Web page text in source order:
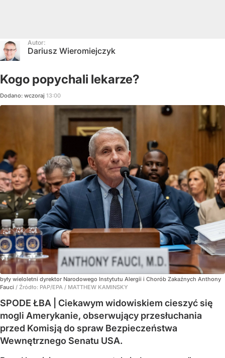
Autor:
Dariusz Wieromiejczyk
Kogo popychali lekarze?
Dodano: wczoraj 13:00
były wieloletni dyrektor Narodowego Instytutu Alergii i Chorób Zakaźnych Anthony
Fauci / Źródło: PAP/EPA / MATTHEW KAMINSKY
SPODE ŁBA | Ciekawym widowiskiem cieszyć się
mogli Amerykanie, obserwujący przesłuchania
przed Komisją do spraw Bezpieczeństwa
Wewnętrznego Senatu USA.